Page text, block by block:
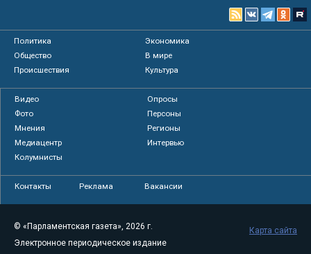
Политика
Экономика
Общество
В мире
Происшествия
Культура
Видео
Опросы
Фото
Персоны
Мнения
Регионы
Медиацентр
Интервью
Колумнисты
Контакты Реклама Вакансии
© «Парламентская газета», 2026 г.
Электронное периодическое издание
Карта сайта